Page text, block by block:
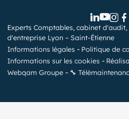
Experts Comptables, cabinet
d'entreprise Lyon – Saint-Étienne
Informations légales
Politique de
Informations sur les cookies
Webqam Groupe
🔧